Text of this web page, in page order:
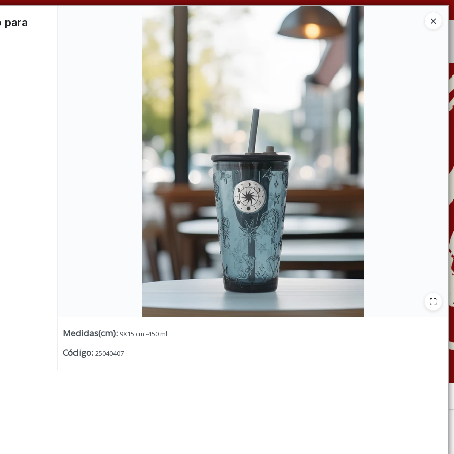
para
Medidas(cm): 9X15 cm -450 ml
Código: 25040407
ÚNICAMENTE 📦
Ingresar a la Tienda
QUIÉNES SOMOS CONDICIONES DE VENTA